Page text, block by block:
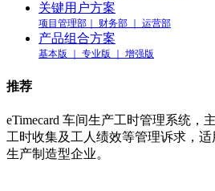
关键用户方案
项目管理部｜ 财务部 ｜ 运营部
产品组合方案
基本版 ｜ 专业版 ｜ 增强版
推荐
eTimecard 车间生产工时管理系统，
工时收集及工人绩效等管理诉求，
生产制造型企业。